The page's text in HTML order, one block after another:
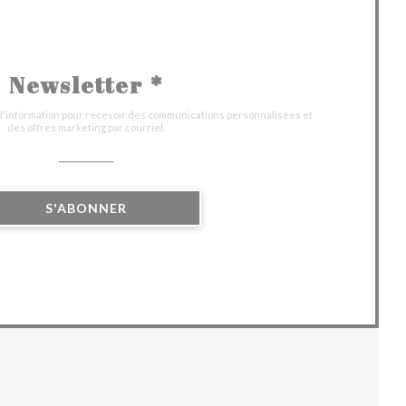
Newsletter *
pour recevoir des communications personnalisées et
des offres marketing par courriel.
S'ABONNER
FENÊTRE))